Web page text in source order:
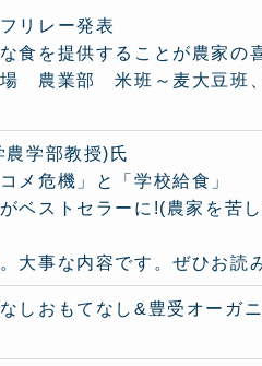
リレー発表
食を提供することが農家の
農業部 米班～麦大豆班
学部教授)氏
メ危機」と「学校給食」
ベストセラーに!(農家を苦
大事な内容です。ぜひお読
しおもてなし&豊受オーガ